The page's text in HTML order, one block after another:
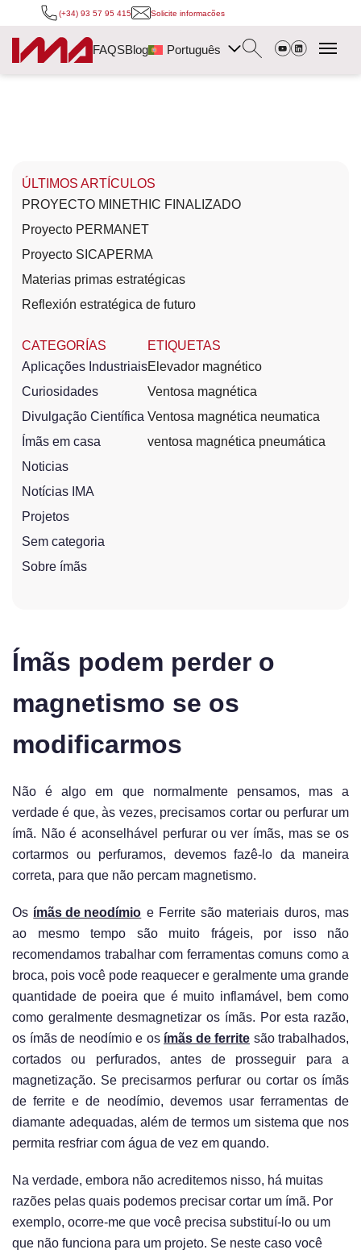
(+34) 93 57 95 415 Solicite informacões
FAQSBlog Português
Ímãs podem perder o
magnetismo se os
modificarmos
Não é algo em que normalmente pensamos, mas a
verdade é que, às vezes, precisamos cortar ou perfurar um
ímã. Não é aconselhável perfurar ou ver ímãs, mas se os
cortarmos ou perfuramos, devemos fazê-lo da maneira
correta, para que não percam magnetismo.
Os ímãs de neodímio e Ferrite são materiais duros, mas
ao mesmo tempo são muito frágeis, por isso não
recomendamos trabalhar com ferramentas comuns como a
broca, pois você pode reaquecer e geralmente uma grande
quantidade de poeira que é muito inflamável, bem como
como geralmente desmagnetizar os ímãs. Por esta razão,
os ímãs de neodímio e os ímãs de ferrite são trabalhados,
cortados ou perfurados, antes de prosseguir para a
magnetização. Se precisarmos perfurar ou cortar os ímãs
de ferrite e de neodímio, devemos usar ferramentas de
diamante adequadas, além de termos um sistema que nos
permita resfriar com água de vez em quando.
Na verdade, embora não acreditemos nisso, há muitas
razões pelas quais podemos precisar cortar um ímã. Por
exemplo, ocorre-me que você precisa substituí-lo ou um
que não funciona para um projeto. Se neste caso você
ÚLTIMOS ARTÍCULOS
PROYECTO MINETHIC FINALIZADO
Proyecto PERMANET
Proyecto SICAPERMA
Materias primas estratégicas
Reflexión estratégica de futuro
CATEGORÍAS
Aplicações Industriais
Curiosidades
Divulgação Científica
Ímãs em casa
Noticias
Notícias IMA
Projetos
Sem categoria
Sobre ímãs
ETIQUETAS
Elevador magnético
Ventosa magnética
Ventosa magnética neumatica
ventosa magnética pneumática